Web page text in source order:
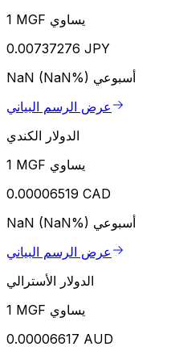
1 MGF يساوي
0.00737276 JPY
NaN (NaN%) أسبوعي
عرض الرسم البياني
الدولار الكندي
1 MGF يساوي
0.00006519 CAD
NaN (NaN%) أسبوعي
عرض الرسم البياني
الدولار الأسترالي
1 MGF يساوي
0.00006617 AUD